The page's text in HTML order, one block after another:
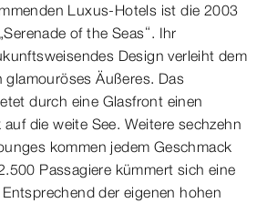
Luxus-Hotels ist die 2003
of the Seas“. Ihr
Design verleiht dem
glamouröses Äußeres. Das
durch eine Glasfront einen
die weite See. Weitere sechzehn
kommen jedem Geschmack
Passagiere kümmert sich eine
der eigenen hohen